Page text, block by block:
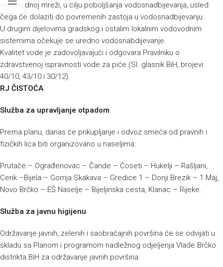
vodovodnoj mreži, u cilju poboljšanja vodosnadbijevanja, usled
čega će dolaziti do povremenih zastoja u vodosnadbijevanju.
U drugim dijelovima gradskog i ostalim lokalnim vodovodnim
sistemima očekuje se uredno vodosnabdijevanje.
Kvalitet vode je zadovoljavajući i odgovara Pravilniku o
zdravstvenoj ispravnosti vode za piće (Sl. glasnik BiH, brojevi:
40/10, 43/10 i 30/12).
RJ ČISTOĆA
Služba za upravljanje otpadom
Prema planu, danas će prikupljanje i odvoz smeća od pravnih i
fizičkih lica biti organizovano u naseljima:
Prutače – Ograđenovac – Čande – Ćoseti – Hukelji – Rašljani,
Cerik –Bijela – Gornja Skakava – Gredice 1 – Donji Brezik – 1.Maj,
Novo Brčko – EŠ Naselje – Bijeljinska cesta, Klanac – Rijeke.
Služba za javnu higijenu
Održavanje javnih, zelenih i saobraćajnih površina će se odvijati u
skladu sa Planom i programom nadležnog odjeljenja Vlade Brčko
distrikta BiH za održavanje javnih površina: